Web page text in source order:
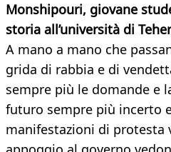
Monshipouri, giovane
storia all’università di
A mano a mano che
grida di rabbia e di
sempre più le domande e
futuro sempre più incerto
manifestazioni di protesta